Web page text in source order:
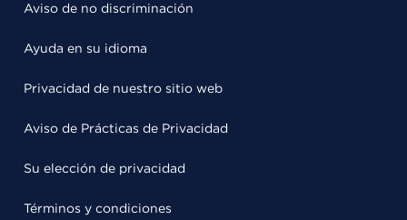
Aviso de no discriminación
Ayuda en su idioma
Privacidad de nuestro sitio web
Aviso de Prácticas de Privacidad
Su elección de privacidad
Términos y condiciones